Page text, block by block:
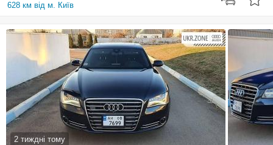
628 км від м. Київ
2 тиждні тому